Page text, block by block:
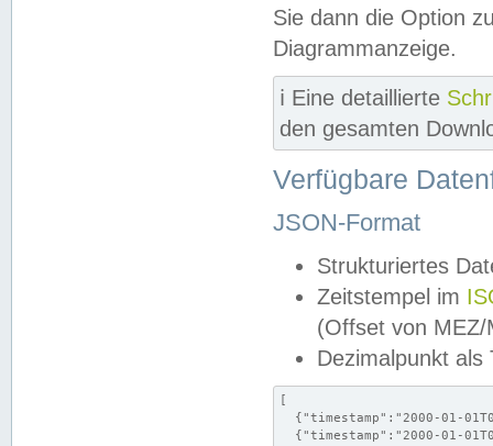
Sie dann die Option
Diagrammanzeige.
ℹ️ Eine detaillierte
den gesamten
Verfügbare
JSON-Format
Strukturiertes
Zeitstempel im
(Offset von MEZ/
Dezimalpunkt als
[
{"timestamp":"2000-01-
{"timestamp":"2000-01-